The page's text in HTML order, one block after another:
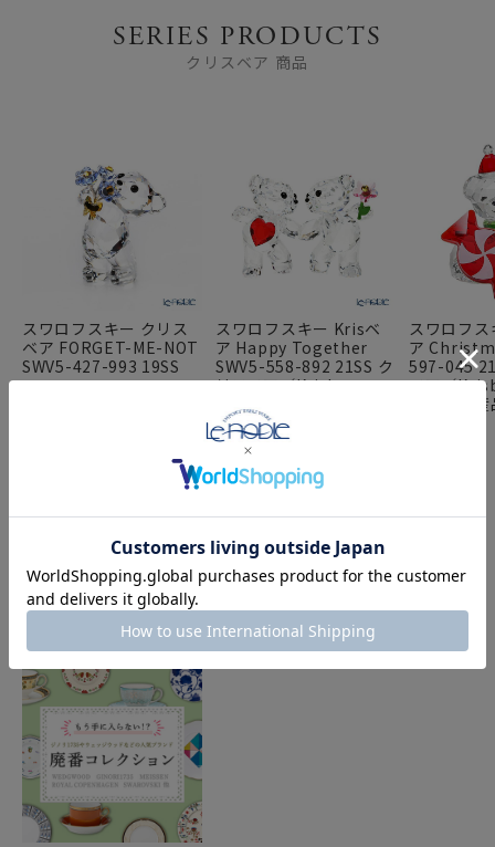
SERIES PRODUCTS
クリスベア 商品
スワロフスキー クリス
ベア FORGET-ME-NOT
SWV5-427-993 19SS
スワロフスキー Krisベ
ア Happy Together
SWV5-558-892 21SS ク
リスベア／Krisbear
スワロフ
ア
597-045
ベア／
度限定生
FEATURE